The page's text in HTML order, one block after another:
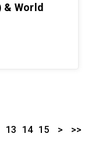
& World
13 14 15 > >>